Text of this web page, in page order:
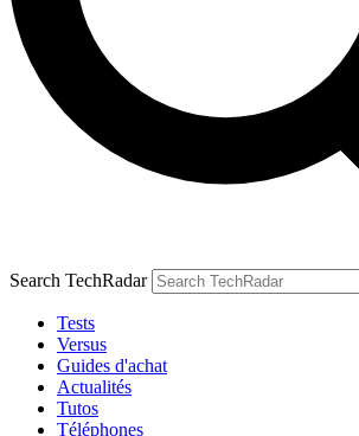
Search TechRadar
Tests
Versus
Guides d'achat
Actualités
Tutos
Téléphones